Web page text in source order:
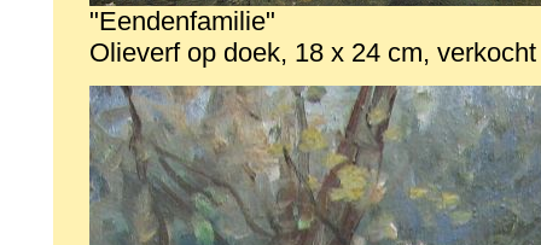
"Eendenfamilie"
Olieverf op doek, 18 x 24 cm, verkocht